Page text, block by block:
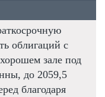
облигаций с
зале под
до 2059,5
благодаря